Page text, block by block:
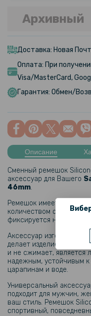
Архивный
Доставка: Новая
Оплата: При
Visa/MasterCard,
Гарантия: Обмен/
Описание
Сменный ремешок
аксессуар для Вашего
46mm.
Ремешок имеет простую
количеством
фиксируется на
Аксессуар изготовлен
делает изделие
и не сжимает, является
надежным, устойчивым к
царапинам и воде.
Универсальный
подходит для мужчин,
ваш стиль. Ремешок
спортивный,